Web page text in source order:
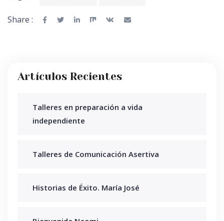
Share :
Artículos Recientes
Talleres en preparación a vida
independiente
Talleres de Comunicación Asertiva
Historias de Éxito. María José